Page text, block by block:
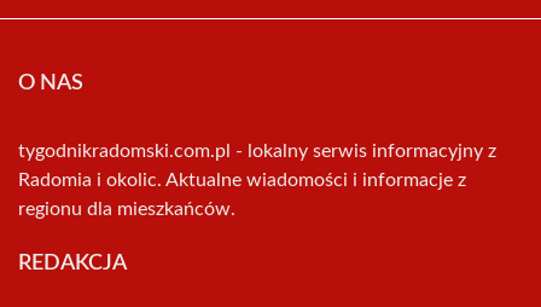
O NAS
tygodnikradomski.com.pl - lokalny serwis informacyjny z
Radomia i okolic. Aktualne wiadomości i informacje z
regionu dla mieszkańców.
REDAKCJA